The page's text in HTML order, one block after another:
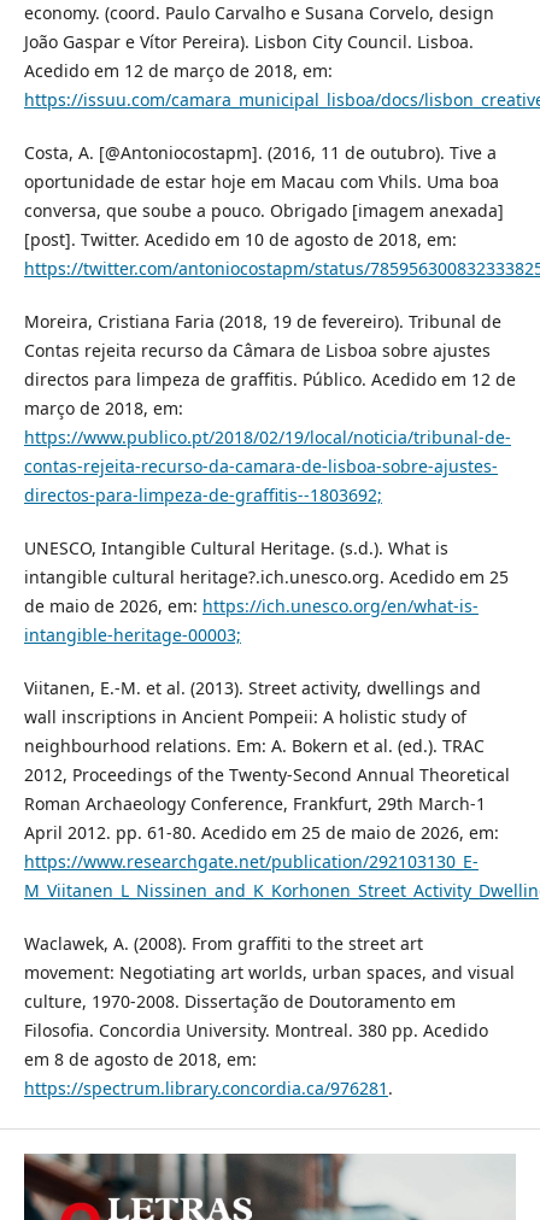
economy. (coord. Paulo Carvalho e Susana Corvelo, design
João Gaspar e Vítor Pereira). Lisbon City Council. Lisboa.
Acedido em 12 de março de 2018, em:
https://issuu.com/camara_municipal_lisboa/docs/
Costa, A. [@Antoniocostapm]. (2016, 11 de outubro). Tive a
oportunidade de estar hoje em Macau com Vhils. Uma boa
conversa, que soube a pouco. Obrigado [imagem anexada]
[post]. Twitter. Acedido em 10 de agosto de 2018, em:
https://twitter.com/antoniocostapm/status/
Moreira, Cristiana Faria (2018, 19 de fevereiro). Tribunal de
Contas rejeita recurso da Câmara de Lisboa sobre ajustes
directos para limpeza de graffitis. Público. Acedido em 12 de
março de 2018, em:
https://www.publico.pt/2018/02/19/local/noticia/tribunal-de-
contas-rejeita-recurso-da-camara-de-lisboa-sobre-ajustes-
directos-para-limpeza-de-graffitis--1803692;
UNESCO, Intangible Cultural Heritage. (s.d.). What is
intangible cultural heritage?.ich.unesco.org. Acedido em 25
de maio de 2026, em: https://ich.unesco.org/en/what-is-
intangible-heritage-00003;
Viitanen, E.-M. et al. (2013). Street activity, dwellings and
wall inscriptions in Ancient Pompeii: A holistic study of
neighbourhood relations. Em: A. Bokern et al. (ed.). TRAC
2012, Proceedings of the Twenty-Second Annual Theoretical
Roman Archaeology Conference, Frankfurt, 29th March-1
April 2012. pp. 61-80. Acedido em 25 de maio de 2026, em:
https://www.researchgate.net/publication/292103130_E-
Waclawek, A. (2008). From graffiti to the street art
movement: Negotiating art worlds, urban spaces, and visual
culture, 1970-2008. Dissertação de Doutoramento em
Filosofia. Concordia University. Montreal. 380 pp. Acedido
em 8 de agosto de 2018, em:
https://spectrum.library.concordia.ca/976281 .